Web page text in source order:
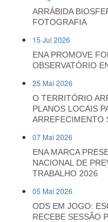
ARRÁBIDA
FOTOGRAFIA
15 Jul 2026
ENA PROMOVE
OBSERVATÓRIO
25 Mai 2026
O TERRITÓRIO
PLANOS LOCAIS
ARREFECIMENTO
07 Mai 2026
ENA MARCA
NACIONAL DE
TRABALHO 2026
05 Mai 2026
ODS EM JOGO:
RECEBE SESSÃO